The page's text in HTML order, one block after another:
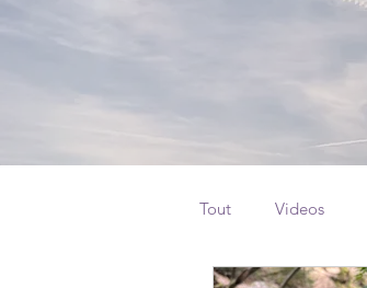
Tout Videos